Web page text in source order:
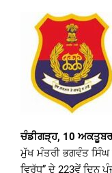
ਚੰਡੀਗੜ੍ਹ, 10
ਮੁੱਖ ਮੰਤਰੀ ਭਗਵੰਤ ਸਿੰਘ
ਵਿਰੁੱਧ” ਦੇ 223ਵੇਂ ਦਿਨ